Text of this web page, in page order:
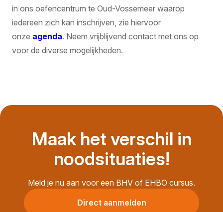
in ons oefencentrum te Oud-Vossemeer waarop
iedereen zich kan inschrijven, zie hiervoor
onze agenda. Neem vrijblijvend contact met ons op
voor de diverse mogelijkheden.
Maak het verschil in
noodsituaties!
Meld je nu aan voor een BHV of EHBO cursus.
Direct aanmelden